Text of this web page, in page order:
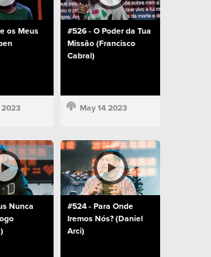
os Meus
2023
#526 - O Poder da Tua
Missão (Francisco
Cabral)
May 14 2023
Nunca
#524 - Para Onde
Iremos Nós? (Daniel
Arci)